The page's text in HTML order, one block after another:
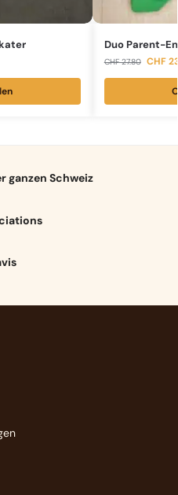
Duo Parent-
CHF27.80 CHF
ganzen Schweiz